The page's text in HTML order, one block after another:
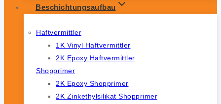
Beschichtungsaufbau
Haftvermittler
1K Vinyl Haftvermittler
2K Epoxy Haftvermittler
Shopprimer
2K Epoxy Shopprimer
2K Zinkethylsilikat Shopprimer